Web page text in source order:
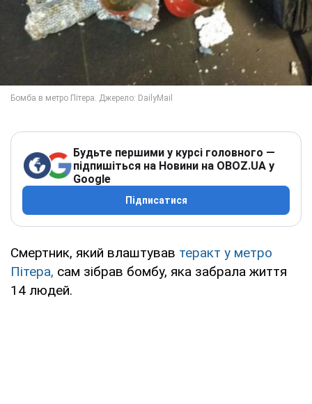
Будьте першими у курсі головного —
підпишіться на Новини на OBOZ.UA у
Google
Підписатися
Смертник, який влаштував теракт у метро
Пітера, сам зібрав бомбу, яка забрала життя
14 людей.